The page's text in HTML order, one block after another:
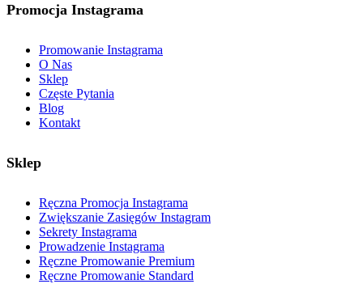
Promocja Instagrama
Promowanie Instagrama
O Nas
Sklep
Częste Pytania
Blog
Kontakt
Sklep
Ręczna Promocja Instagrama
Zwiększanie Zasięgów Instagram
Sekrety Instagrama
Prowadzenie Instagrama
Ręczne Promowanie Premium
Ręczne Promowanie Standard